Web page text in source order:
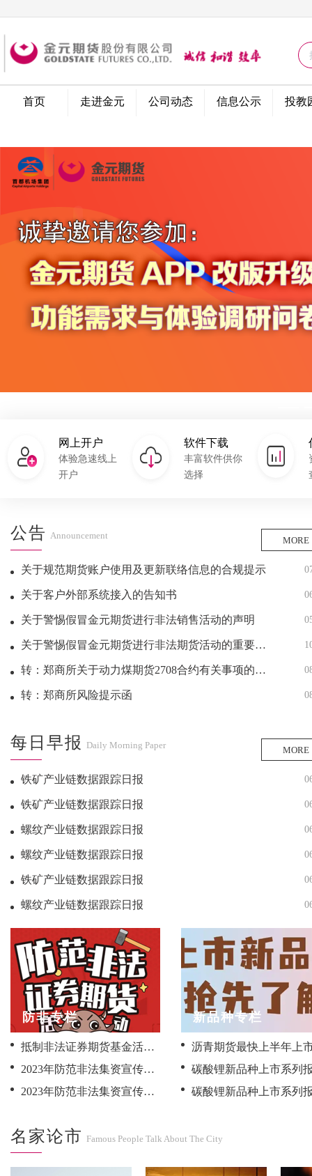
问卷调查
首页 走进金元 公司动态 信息公示 投教
网上开户
体验急速线上
开户
软件下载
丰富软件供你
选择
公告 Announcement MORE
关于规范期货账户使用及更新联络信息的合规提示
关于客户外部系统接入的告知书
关于警惕假冒金元期货进行非法销售活动的声明
关于警惕假冒金元期货进行非法期货活动的重要提示
转：郑商所关于动力煤期货2708合约有关事项的公告
转：郑商所风险提示函
每日早报 Daily Morning Paper MORE
铁矿产业链数据跟踪日报
铁矿产业链数据跟踪日报
螺纹产业链数据跟踪日报
螺纹产业链数据跟踪日报
铁矿产业链数据跟踪日报
螺纹产业链数据跟踪日报
防非专栏
抵制非法证券期货基金活动，保护投资者合法权益<br>——2024年全国防范非法证券期货基金宣传月活动
2023年防范非法集资宣传月----如何应对及辨识非法期货交易
2023年防范非法集资宣传月----非法集资如何认定
新品种专栏
名家论市 Famous People Talk About The City